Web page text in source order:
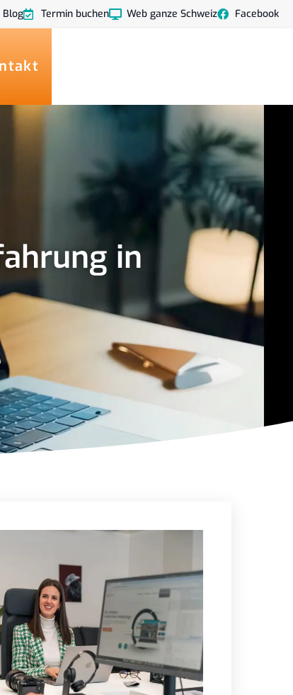
Blog Termin buchen Web ganze Schweiz Facebook
in